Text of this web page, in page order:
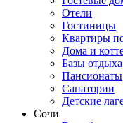
Отели
Гостиницы
Квартиры
Дома и
Базы отдыха
Пансионаты
Санатории
Детские
Сочи